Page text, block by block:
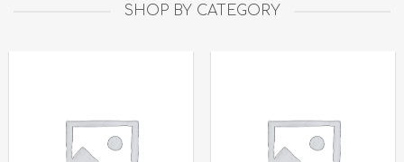
SHOP BY CATEGORY